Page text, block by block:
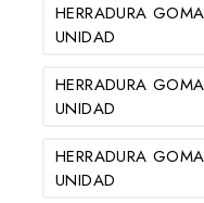
HERRADURA
UNIDAD
HERRADURA
UNIDAD
HERRADURA
UNIDAD